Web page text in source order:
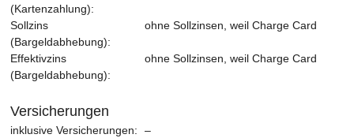
(Kartenzahlung):
Sollzins
(Bargeldabhebung):
ohne Sollzinsen, weil Charge Card
Effektivzins
(Bargeldabhebung):
ohne Sollzinsen, weil Charge Card
Versicherungen
inklusive Versicherungen: –